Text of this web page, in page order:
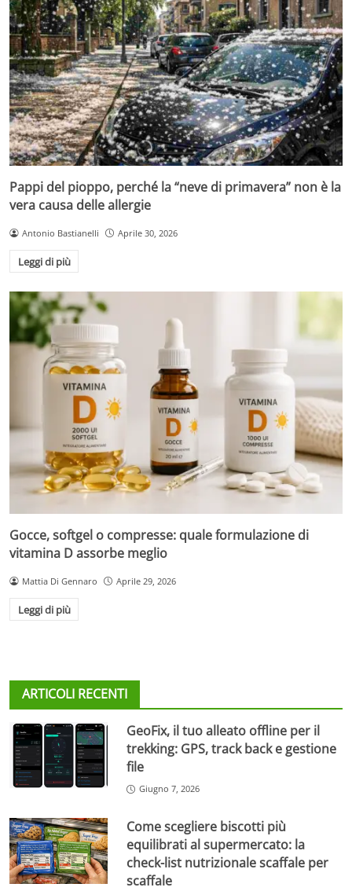
Pappi del pioppo, perché la “neve di primavera” non è la
vera causa delle allergie
Antonio Bastianelli Aprile 30, 2026
Leggi di più
Gocce, softgel o compresse: quale formulazione di
vitamina D assorbe meglio
Mattia Di Gennaro Aprile 29, 2026
Leggi di più
ARTICOLI RECENTI
GeoFix, il tuo alleato offline per il
trekking: GPS, track back e gestione
file
Giugno 7, 2026
Come scegliere biscotti più
equilibrati al supermercato: la
check-list nutrizionale scaffale per
scaffale